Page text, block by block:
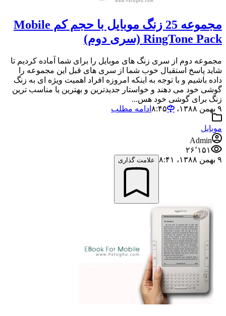
مجموعه 25 زنگ موبایل با حجم کم Mobile
RingTone Pack (سری دوم)
مجموعه دوم از سری زنگ های موبایل را برای شما آماده کردیم تا
شاید پاسخ استقبال خوب شما از سری های قبل این مجموعه را
داده باشیم و با توجه به اینکه امروزه افراد اهمیت ویژه ای به زنگ
گوشی خود می دهند و خواستار جدیدترین و بهترین یا مناسب ترین
زنگ برای گوشی خود هس...
۹ بهمن ۱۳۸۸،‏ ۸:۴۵
ادامه مطلب
موبایل
Admin
۲۶٬۱۵۱
۹ بهمن ۱۳۸۸،‏ ۸:۴۱
علامت گذاری